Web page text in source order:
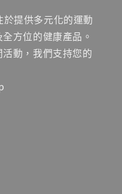
提供多元化的運動
方位的健康產品。
動，我們支持您的